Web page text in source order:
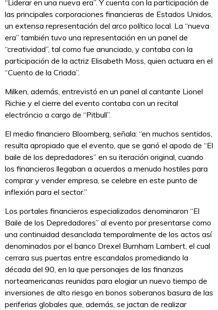
“Liderar en una nueva era”. Y cuenta con la participación de
las principales corporaciones financieras de Estados Unidos,
un extensa representación del arco político local. La “nueva
era” también tuvo una representación en un panel de
“creatividad”, tal como fue anunciado, y contaba con la
participación de la actriz Elisabeth Moss, quien actuara en el
“Cuento de la Criada”.
Milken, además, entrevistó en un panel al cantante Lionel
Richie y el cierre del evento contaba con un recital
electróncio a cargo de “Pitbull”.
El medio financiero Bloomberg, señala: “en muchos sentidos,
resulta apropiado que el evento, que se ganó el apodo de “El
baile de los depredadores” en su iteración original, cuando
los financieros llegaban a acuerdos a menudo hostiles para
comprar y vender empresa, se celebre en este punto de
inflexión para el sector.”
Los portales financieros especializados denominaron “El
Baile de los Depredadores” al evento por presentarse como
una continuidad desanclada temporalmente de los actos así
denominados por el banco Drexel Burnham Lambert, el cual
cerrara sus puertas entre escandalos promediando la
década del 90, en la que personajes de las finanzas
norteamericanas reunidas para elogiar un nuevo tiempo de
inversiones de alto riesgo en bonos soberanos basura de las
periferias globales que, además, se jactan de realizar